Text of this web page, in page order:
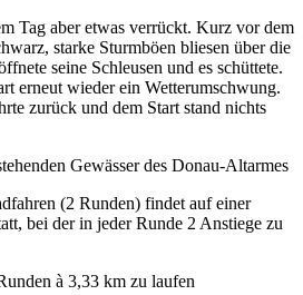
Tag aber etwas verrückt. Kurz vor dem
starke Sturmböen bliesen über die
seine Schleusen und es schüttete.
erneut wieder ein Wetterumschwung.
zurück und dem Start stand nichts
Gewässer des Donau-Altarmes
(2 Runden) findet auf einer
bei der in jeder Runde 2 Anstiege zu
à 3,33 km zu laufen